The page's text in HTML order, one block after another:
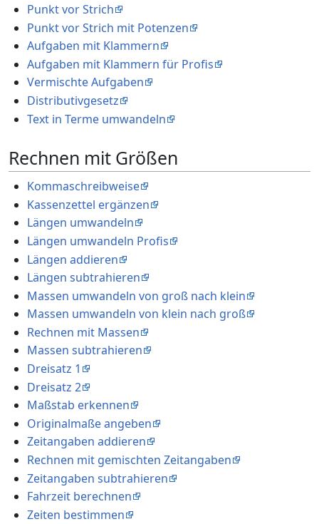
Punkt vor Strich
Punkt vor Strich mit Potenzen
Aufgaben mit Klammern
Aufgaben mit Klammern für Profis
Vermischte Aufgaben
Distributivgesetz
Text in Terme umwandeln
Rechnen mit Größen
Kommaschreibweise
Kassenzettel ergänzen
Längen umwandeln
Längen umwandeln Profis
Längen addieren
Längen subtrahieren
Massen umwandeln von groß nach klein
Massen umwandeln von klein nach groß
Rechnen mit Massen
Massen subtrahieren
Dreisatz 1
Dreisatz 2
Maßstab erkennen
Originalmaße angeben
Zeitangaben addieren
Rechnen mit gemischten Zeitangaben
Zeitangaben subtrahieren
Fahrzeit berechnen
Zeiten bestimmen